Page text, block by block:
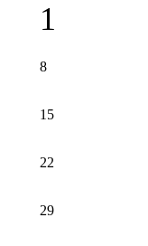
1
8
15
22
29